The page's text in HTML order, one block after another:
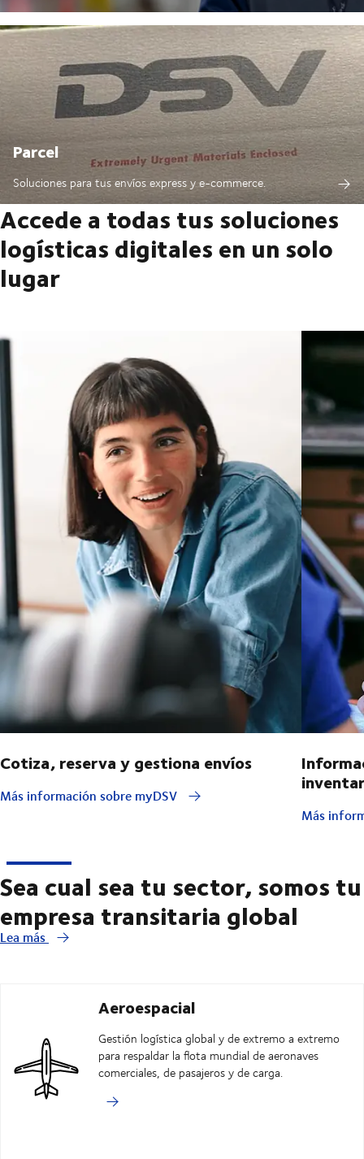
Parcel
Soluciones para tus envíos express y e-commerce.
Accede a todas tus soluciones
logísticas digitales en un solo
lugar
Cotiza, reserva y gestiona envíos
Más información sobre myDSV
Más
Sea cual sea tu sector, somos tu
empresa transitaria global
Lea más
Aeroespacial
Gestión logística global y de extremo a extremo
para respaldar la flota mundial de aeronaves
comerciales, de pasajeros y de carga.